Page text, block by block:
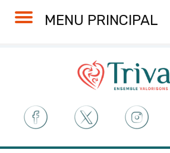
MENU PRINCIPAL